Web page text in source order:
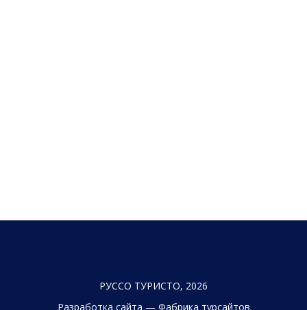
РУССО ТУРИСТО, 2026
Разработка сайта — Фабрика турсайтов